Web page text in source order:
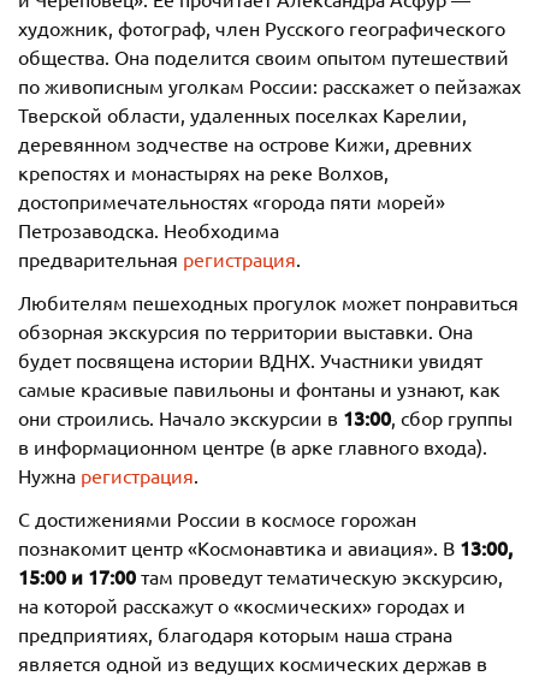
художник, фотограф, член Русского географического
общества. Она поделится своим опытом путешествий
по живописным уголкам России: расскажет о пейзажах
Тверской области, удаленных поселках Карелии,
деревянном зодчестве на острове Кижи, древних
крепостях и монастырях на реке Волхов,
достопримечательностях «города пяти морей»
Петрозаводска. Необходима
предварительная регистрация
Любителям пешеходных прогулок может понравиться
обзорная экскурсия по территории выставки. Она
будет посвящена истории ВДНХ. Участники увидят
самые красивые павильоны и фонтаны и узнают, как
они строились. Начало экскурсии в 13:00 , сбор группы
в информационном центре (в арке главного входа).
Нужна регистрация
C достижениями России в космосе горожан
познакомит центр «Космонавтика и авиация». В 13:00,
15:00 и 17:00 там проведут тематическую экскурсию,
на которой расскажут о «космических» городах и
предприятиях, благодаря которым наша страна
является одной из ведущих космических держав в